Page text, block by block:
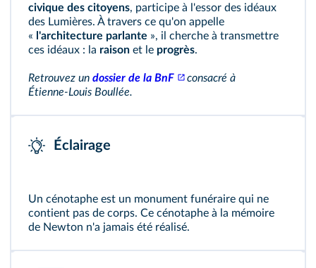
civique des citoyens, participe à l'essor des idéaux
des Lumières. À travers ce qu'on appelle
« l'architecture parlante », il cherche à transmettre
ces idéaux : la raison et le progrès.
Retrouvez un dossier de la BnF
consacré à
Étienne‑Louis Boullée.
Éclairage
Un cénotaphe est un monument funéraire qui ne
contient pas de corps. Ce cénotaphe à la mémoire
de Newton n'a jamais été réalisé.